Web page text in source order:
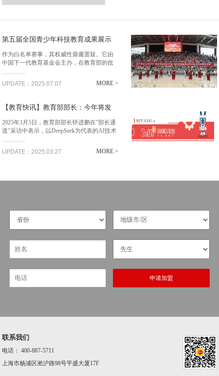
第五届全国青少年科技教育成果展示
作为白名单赛事，其权威性毋庸置疑。它由
中国下一代教育基金会主办，在教育部的批
重大。在当前的教育环境下，青科赛的奖项
UPDATE：2025.07.07 MORE >
【教育快讯】教育部部长：今年将发
2025年3月5日，教育部部长怀进鹏在"部长通
道"采访中表示，以DeepSeek为代表的AI技术
能突破传统教育"不可能三角"...
UPDATE：2025.03.27 MORE >
申请加盟
联系我们
电话： 400-887-5711
上海市杨浦区淞沪路98号平盛大厦17F